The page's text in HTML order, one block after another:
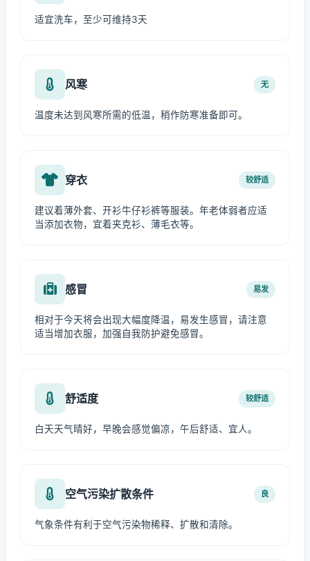
适宜洗车，至少可维持3天
风寒 无
温度未达到风寒所需的低温，稍作防寒准备即可。
穿衣 较舒适
建议着薄外套、开衫牛仔衫裤等服装。年老体弱者应适
当添加衣物，宜着夹克衫、薄毛衣等。
感冒 易发
相对于今天将会出现大幅度降温，易发生感冒，请注意
适当增加衣服，加强自我防护避免感冒。
舒适度 较舒适
白天天气晴好，早晚会感觉偏凉，午后舒适、宜人。
空气污染扩散条件 良
气象条件有利于空气污染物稀释、扩散和清除。